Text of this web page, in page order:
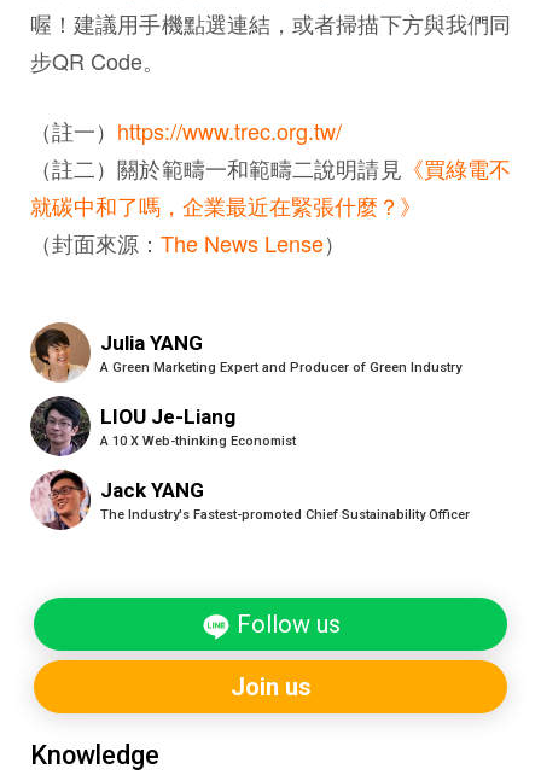
喔！建議用手機點選連結，或者掃描下方與我們同
步QR Code。
（註一） https://www.trec.org.tw/
（註二）關於範疇一和範疇二說明請見 《買綠電不
就碳中和了嗎，企業最近在緊張什麼？》
（封面來源： The News Lense）
Julia YANG
A Green Marketing Expert and Producer of Green Industry
LIOU Je-Liang
A 10 X Web-thinking Economist
Jack YANG
The Industry's Fastest-promoted Chief Sustainability Officer
Follow us
Join us
Knowledge